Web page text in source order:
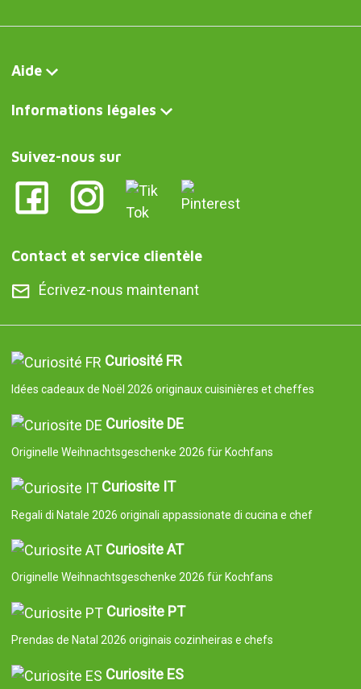
Aide
Informations légales
Suivez-nous sur
Contact et service clientèle
Écrivez-nous maintenant
Curiosité FR
Idées cadeaux de Noël 2026 originaux cuisinières et cheffes
Curiosite DE
Originelle Weihnachtsgeschenke 2026 für Kochfans
Curiosite IT
Regali di Natale 2026 originali appassionate di cucina e chef
Curiosite AT
Originelle Weihnachtsgeschenke 2026 für Kochfans
Curiosite PT
Prendas de Natal 2026 originais cozinheiras e chefs
Curiosite ES